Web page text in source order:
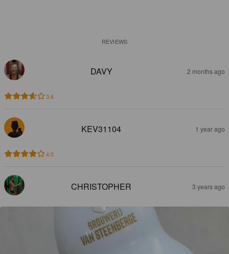
REVIEWS
DAVY 2 months ago
3.6
KEV31104 1 year ago
4.0
CHRISTOPHER 3 years ago